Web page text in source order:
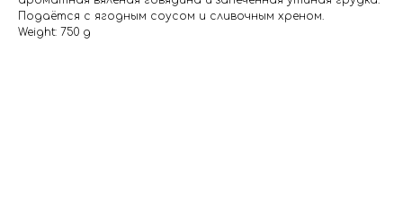
Подаётся с ягодным соусом и сливочным хреном.
Weight: 750 g